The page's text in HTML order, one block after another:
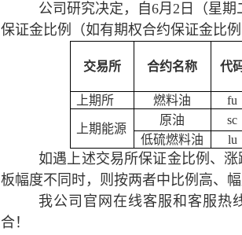
公司研究决定，自6月2日（星
保证金比例（如有期权合约保证金比
交易所 合约名称 代
上期所
燃料油 fu
上期能源
原油 sc
低硫燃料油
lu
如遇上述交易所保证金比例、
板幅度不同时，则按两者中比例高、幅
我公司官网在线客服和客服热
合！